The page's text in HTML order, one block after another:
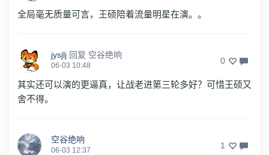
全局毫无质量可言，王硕陪着流量明星在演。。
jysjlj 回复 空谷绝响
06-03 10:48 0
其实还可以演的更逼真，让战老进第三轮多好？可惜王硕又
舍不得。
空谷绝响
06-03 12:37 1